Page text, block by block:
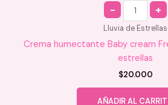
Quantity
Lluvia de Estrellas
Crema humectante Baby cream
estrellas
$20.000
AÑADIR AL